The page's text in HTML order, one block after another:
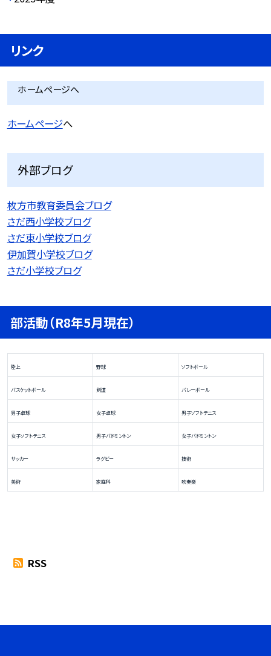
リンク
ホームページへ
ホームページへ
外部ブログ
枚方市教育委員会ブログ
さだ西小学校ブログ
さだ東小学校ブログ
伊加賀小学校ブログ
さだ小学校ブログ
部活動（R8年5月現在）
陸上 野球 ソフトボール
バスケットボール 剣道 バレーボール
男子卓球 女子卓球 男子ソフトテニス
女子ソフトテニス 男子バドミントン 女子バドミントン
サッカー ラグビー 技術
美術 家庭科 吹奏楽
RSS